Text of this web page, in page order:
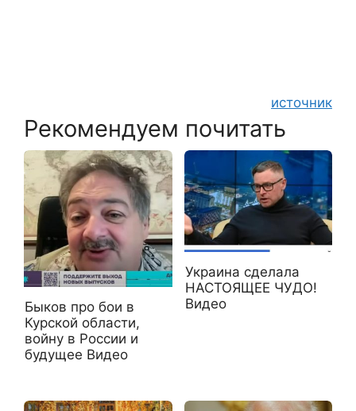
источник
Рекомендуем почитать
Быков про бои в
Курской области,
войну в России и
будущее Видео
Украина сделала
НАСТОЯЩЕЕ ЧУДО!
Видео